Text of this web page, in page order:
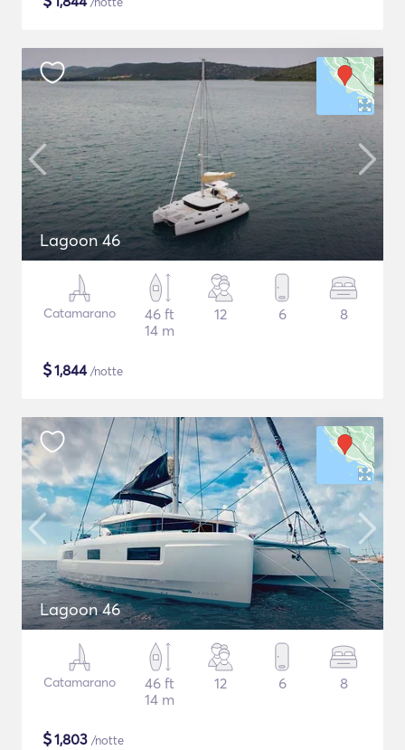
Lagoon 46
Catamarano
46 ft
14 m
12 6 8
$1,844/notte
Lagoon 46
Catamarano
46 ft
14 m
12 6 8
$1,803 /notte